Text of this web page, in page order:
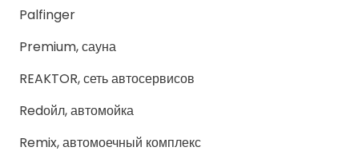
Palfinger
Premium, сауна
REAKTOR, сеть автосервисов
Redойл, автомойка
Remix, автомоечный комплекс